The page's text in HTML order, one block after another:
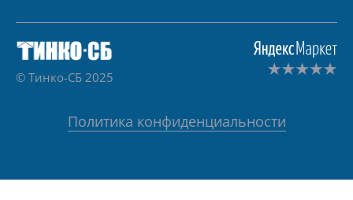
© Тинко-СБ 2025
Политика конфиденциальности